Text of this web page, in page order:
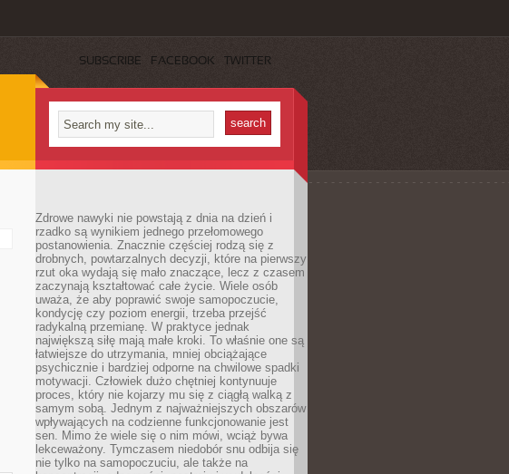
SUBSCRIBE FACEBOOK TWITTER
Zdrowe nawyki nie powstają z dnia na dzień i
rzadko są wynikiem jednego przełomowego
postanowienia. Znacznie częściej rodzą się z
drobnych, powtarzalnych decyzji, które na pierwszy
rzut oka wydają się mało znaczące, lecz z czasem
zaczynają kształtować całe życie. Wiele osób
uważa, że aby poprawić swoje samopoczucie,
kondycję czy poziom energii, trzeba przejść
radykalną przemianę. W praktyce jednak
największą siłę mają małe kroki. To właśnie one są
łatwiejsze do utrzymania, mniej obciążające
psychicznie i bardziej odporne na chwilowe spadki
motywacji. Człowiek dużo chętniej kontynuuje
proces, który nie kojarzy mu się z ciągłą walką z
samym sobą. Jednym z najważniejszych obszarów
wpływających na codzienne funkcjonowanie jest
sen. Mimo że wiele się o nim mówi, wciąż bywa
lekceważony. Tymczasem niedobór snu odbija się
nie tylko na samopoczuciu, ale także na